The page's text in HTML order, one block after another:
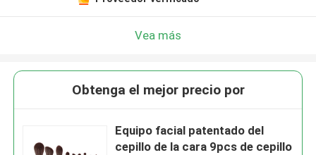
Vea más
Obtenga el mejor precio por
Equipo facial patentado del
cepillo de la cara 9pcs de cepillo